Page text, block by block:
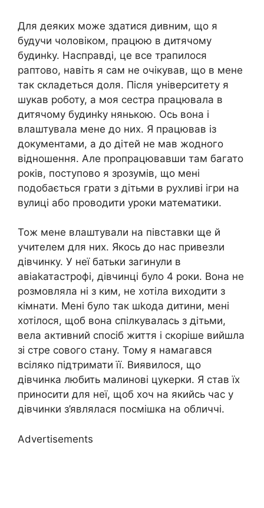
Для деяких може здатися дивним, що я
будучи чоловіком, працюю в дитячому
будинkу. Насправді, це все трапилося
раптово, навіть я сам не очікував, що в мене
так складеться доля. Після університету я
шукав роботу, а моя сестра працювала в
дитячому будинkу нянькою. Ось вона і
влаштувала мене до них. Я працював із
документами, а до дітей не мав жодного
відношення. Але пропрацювавши там багато
років, поступово я зрозумів, що мені
подобається грати з дітьми в рухливі ігри на
вулиці або проводити уроки математики.
Тож мене влаштували на півставки ще й
учителем для них. Якось до нас привезли
дівчинку. У неї батьки загинули в
авіаkатастрофі, дівчинці було 4 роки. Вона не
розмовляла ні з ким, не хотіла виходити з
кімнати. Мені було так шkода дитини, мені
хотілося, щоб вона спілкувалась з дітьми,
вела активний спосіб життя і скоріше вийшла
зі стре сового стану. Тому я намагався
всіляко підтримати її. Виявилося, що
дівчинка любить малинові цукерки. Я став їх
приносити для неї, щоб хоч на якийсь час у
дівчинки з’являлася посмішка на обличчі.
Advertisements